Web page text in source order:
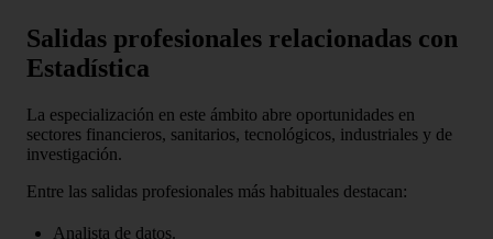
Salidas profesionales relacionadas con
Estadística
La especialización en este ámbito abre oportunidades en
sectores financieros, sanitarios, tecnológicos, industriales y de
investigación.
Entre las salidas profesionales más habituales destacan:
Analista de datos.